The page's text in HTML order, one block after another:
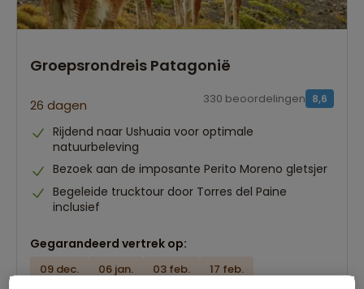
Groepsrondreis Patagonië
26 dagen 8,6
330 beoordelingen
Rijdend naar Ushuaia voor optimale
natuurbeleving
Bezoek aan de imposante Perito Moreno gletsjer
Begeleide trucktour door Torres del Paine
inclusief
Gegarandeerd vertrek op:
09 dec. 06 jan. 03 feb.
17 feb.